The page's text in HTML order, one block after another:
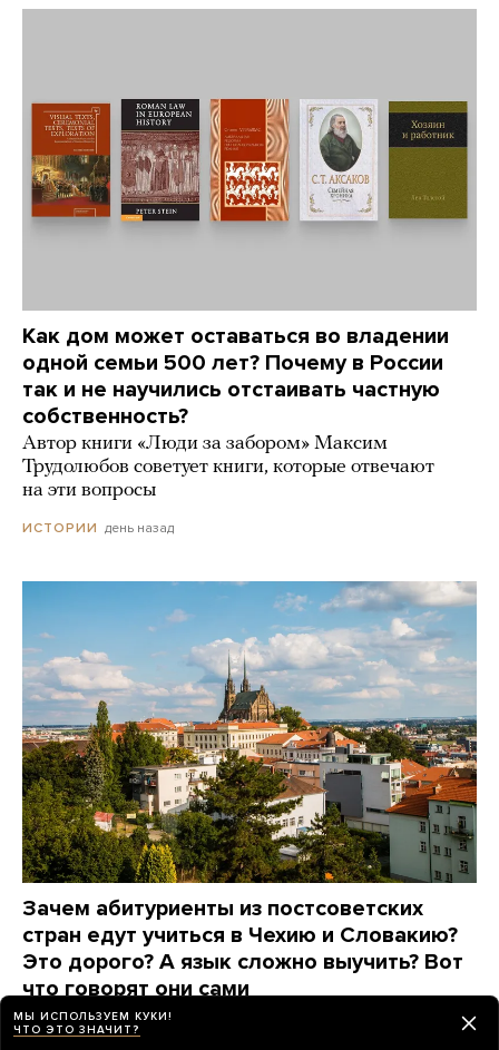
Как дом может оставаться во владении
одной семьи 500 лет? Почему в России
так и не научились отстаивать частную
собственность?
Автор книги «Люди за забором» Максим
Трудолюбов советует книги, которые отвечают
на эти вопросы
ИСТОРИИ день назад
Зачем абитуриенты из постсоветских
стран едут учиться в Чехию и Словакию?
Это дорого? А язык сложно выучить? Вот
что говорят они сами
ПАРТНЕРСКИЙ МАТЕРИАЛ
МЫ ИСПОЛЬЗУЕМ КУКИ!
ЧТО ЭТО ЗНАЧИТ?